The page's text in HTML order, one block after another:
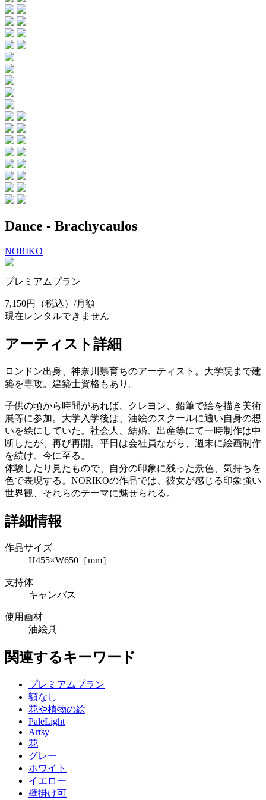
Dance - Brachycaulos
NORIKO
プレミアムプラン
7,150円
（税込）/月額
現在レンタルできません
アーティスト詳細
ロンドン出身、神奈川県育ちのアーティスト。大学院まで建
築を専攻。建築士資格もあり。
子供の頃から時間があれば、クレヨン、鉛筆で絵を描き美術
展等に参加。大学入学後は、油絵のスクールに通い自身の想
いを絵にしていた。社会人、結婚、出産等にて一時制作は中
断したが、再び再開。平日は会社員ながら、週末に絵画制作
を続け、今に至る。
体験したり見たもので、自分の印象に残った景色、気持ちを
色で表現する。NORIKOの作品では、彼女が感じる印象強い
世界観、それらのテーマに魅せられる。
詳細情報
作品サイズ
H455×W650［mm］
支持体
キャンバス
使用画材
油絵具
関連するキーワード
プレミアムプラン
額なし
花や植物の絵
PaleLight
Artsy
花
グレー
ホワイト
イエロー
壁掛け可